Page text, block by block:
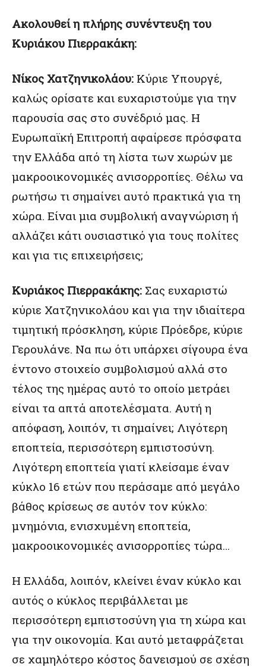
Ακολουθεί η πλήρης συνέντευξη του
Κυριάκου Πιερρακάκη:
Νίκος Χατζηνικολάου: Κύριε Υπουργέ,
καλώς ορίσατε και ευχαριστούμε για την
παρουσία σας στο συνέδριό μας. Η
Ευρωπαϊκή Επιτροπή αφαίρεσε πρόσφατα
την Ελλάδα από τη λίστα των χωρών με
μακροοικονομικές ανισορροπίες. Θέλω να
ρωτήσω τι σημαίνει αυτό πρακτικά για τη
χώρα. Είναι μια συμβολική αναγνώριση ή
αλλάζει κάτι ουσιαστικό για τους πολίτες
και για τις επιχειρήσεις;
Κυριάκος Πιερρακάκης: Σας ευχαριστώ
κύριε Χατζηνικολάου και για την ιδιαίτερα
τιμητική πρόσκληση, κύριε Πρόεδρε, κύριε
Γερουλάνε. Να πω ότι υπάρχει σίγουρα ένα
έντονο στοιχείο συμβολισμού αλλά στο
τέλος της ημέρας αυτό το οποίο μετράει
είναι τα απτά αποτελέσματα. Αυτή η
απόφαση, λοιπόν, τι σημαίνει; Λιγότερη
εποπτεία, περισσότερη εμπιστοσύνη.
Λιγότερη εποπτεία γιατί κλείσαμε έναν
κύκλο 16 ετών που περάσαμε από μεγάλο
βάθος κρίσεως σε αυτόν τον κύκλο:
μνημόνια, ενισχυμένη εποπτεία,
μακροοικονομικές ανισορροπίες τώρα…
Η Ελλάδα, λοιπόν, κλείνει έναν κύκλο και
αυτός ο κύκλος περιβάλλεται με
περισσότερη εμπιστοσύνη για τη χώρα και
για την οικονομία. Και αυτό μεταφράζεται
σε χαμηλότερο κόστος δανεισμού σε σχέση